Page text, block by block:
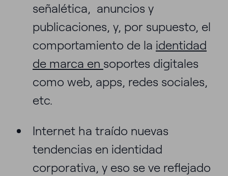
señalética, anuncios y
publicaciones, y, por supuesto, el
comportamiento de la identidad
de marca en soportes digitales
como web, apps, redes sociales,
etc.
Internet ha traído nuevas
tendencias en identidad
corporativa, y eso se ve reflejado